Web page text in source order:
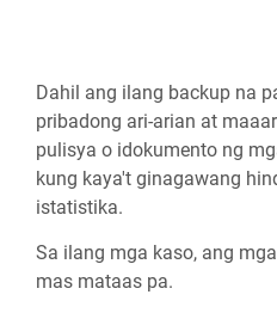
Dahil ang ilang backup na
pribadong ari-arian at
pulisya o idokumento ng
kung kaya't ginagawang
istatistika.
Sa ilang mga kaso, ang
mas mataas pa.